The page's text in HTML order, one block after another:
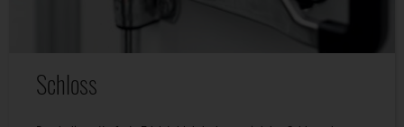
Schloss